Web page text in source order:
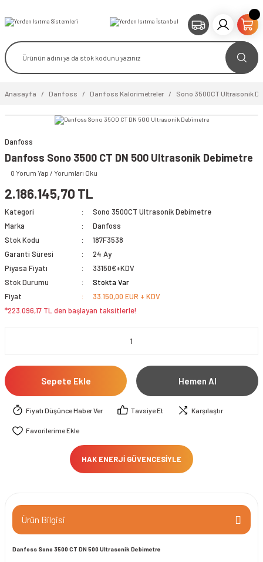
Anasayfa Danfoss Danfoss Kalorimetreler Sono 3500CT Ultrasonik
Danfoss
Danfoss Sono 3500 CT DN 500 Ultrasonik Debimetre
0 Yorum Yap / Yorumları Oku
2.186.145,70 TL
Kategori
Sono 3500CT Ultrasonik Debimetre
Marka
Danfoss
Stok Kodu
187F3538
Garanti Süresi
24 Ay
Piyasa Fiyatı
33150€+KDV
Stok Durumu
Stokta Var
Fiyat
33.150,00 EUR + KDV
*223.096,17 TL den başlayan taksitlerle!
Sepete Ekle Hemen Al
Fiyatı Düşünce Haber Ver Tavsiye Et Karşılaştır
HAK ENERJİ GÜVENCESİYLE
Ürün Bilgisi
Danfoss Sono 3500 CT DN 500 Ultrasonik Debimetre